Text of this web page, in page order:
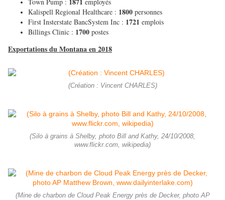
Kalispell Regional Healthcare : 1800 personnes
First Insterstate BancSystem Inc : 1721 emplois
Billings Clinic : 1700 postes
Exportations du Montana en 2018
(Création : Vincent CHARLES)
(Silo à grains à Shelby, photo Bill and Kathy, 24/10/2008,
www.flickr.com, wikipedia)
(Mine de charbon de Cloud Peak Energy près de Decker, photo AP